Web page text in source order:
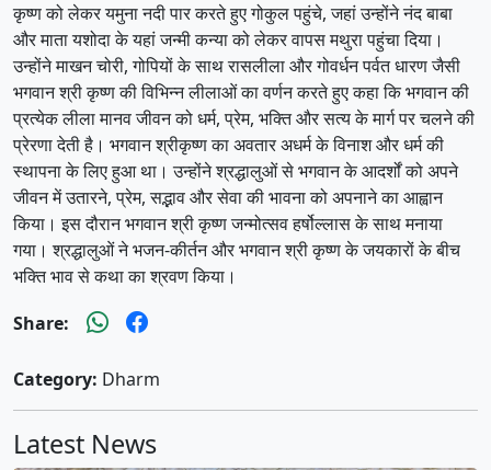
कृष्ण को लेकर यमुना नदी पार करते हुए गोकुल पहुंचे, जहां उन्होंने नंद बाबा
और माता यशोदा के यहां जन्मी कन्या को लेकर वापस मथुरा पहुंचा दिया।
उन्होंने माखन चोरी, गोपियों के साथ रासलीला और गोवर्धन पर्वत धारण जैसी
भगवान श्री कृष्ण की विभिन्न लीलाओं का वर्णन करते हुए कहा कि भगवान की
प्रत्येक लीला मानव जीवन को धर्म, प्रेम, भक्ति और सत्य के मार्ग पर चलने की
प्रेरणा देती है। भगवान श्रीकृष्ण का अवतार अधर्म के विनाश और धर्म की
स्थापना के लिए हुआ था। उन्होंने श्रद्धालुओं से भगवान के आदर्शों को अपने
जीवन में उतारने, प्रेम, सद्भाव और सेवा की भावना को अपनाने का आह्वान
किया। इस दौरान भगवान श्री कृष्ण जन्मोत्सव हर्षोल्लास के साथ मनाया
गया। श्रद्धालुओं ने भजन-कीर्तन और भगवान श्री कृष्ण के जयकारों के बीच
भक्ति भाव से कथा का श्रवण किया।
Share:
Category: Dharm
Latest News